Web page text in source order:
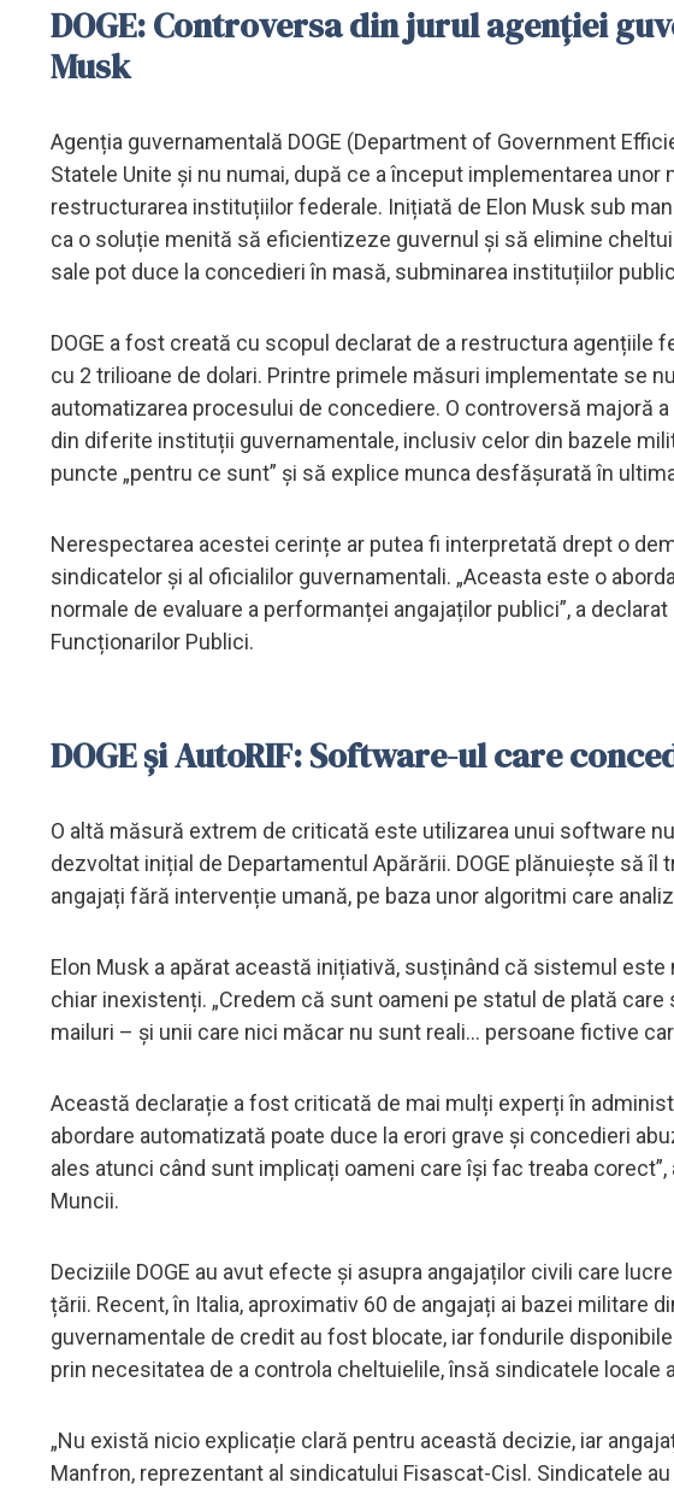
DOGE: Controversa din jurul agenției
Musk
Agenția guvernamentală DOGE (Department of Government
Statele Unite și nu numai, după ce a început implementarea
restructurarea instituțiilor federale. Inițiată de Elon Musk sub
ca o soluție menită să eficientizeze guvernul și să elimine
sale pot duce la concedieri în masă, subminarea instituțiilor
DOGE a fost creată cu scopul declarat de a restructura agențiile
cu 2 trilioane de dolari. Printre primele măsuri implementate se
automatizarea procesului de concediere. O controversă majoră
din diferite instituții guvernamentale, inclusiv celor din bazele
puncte „pentru ce sunt” și să explice munca desfășurată în
Nerespectarea acestei cerințe ar putea fi interpretată drept o
sindicatelor și al oficialilor guvernamentali. „Aceasta este o
normale de evaluare a performanței angajaților publici”, a
Funcționarilor Publici.
DOGE și AutoRIF: Software-ul care
O altă măsură extrem de criticată este utilizarea unui software
dezvoltat inițial de Departamentul Apărării. DOGE plănuiește să
angajați fără intervenție umană, pe baza unor algoritmi care
Elon Musk a apărat această inițiativă, susținând că sistemul
chiar inexistenți. „Credem că sunt oameni pe statul de plată
mailuri – și unii care nici măcar nu sunt reali... persoane fictive
Această declarație a fost criticată de mai mulți experți în
abordare automatizată poate duce la erori grave și concedieri
ales atunci când sunt implicați oameni care își fac treaba
Muncii.
Deciziile DOGE au avut efecte și asupra angajaților civili care
țării. Recent, în Italia, aproximativ 60 de angajați ai bazei militare
guvernamentale de credit au fost blocate, iar fondurile
prin necesitatea de a controla cheltuielile, însă sindicatele locale
„Nu există nicio explicație clară pentru această decizie, iar
Manfron, reprezentant al sindicatului Fisascat-Cisl. Sindicatele